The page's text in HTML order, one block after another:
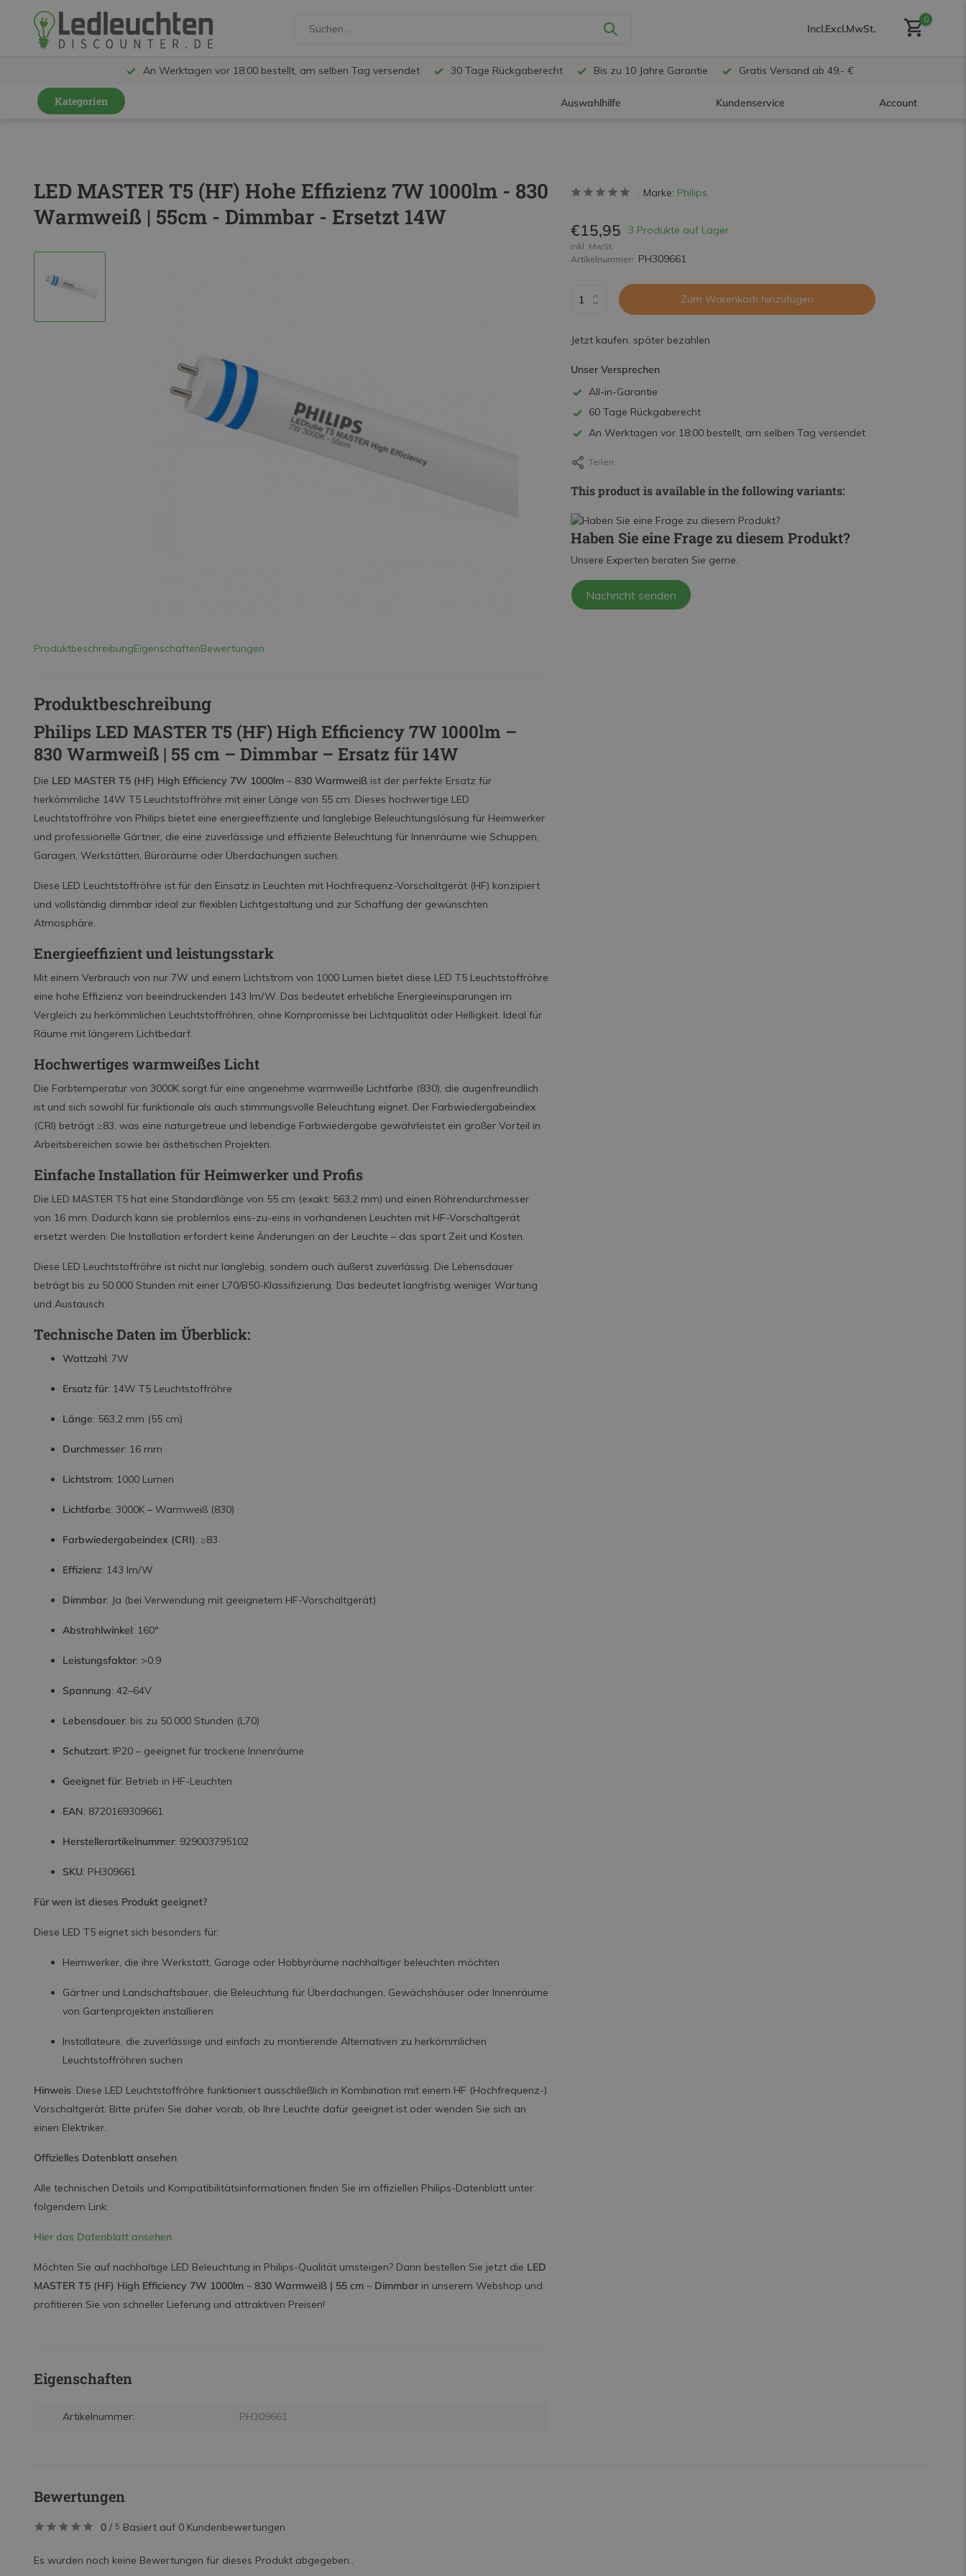
Incl.Excl.MwSt.
0
An Werktagen vor 18:00 bestellt, am selben Tag versendet 30 Tage Rückgaberecht Bis zu 10 Jahre Garantie Gratis Versand ab 49,- €
Kategorien Auswahlhilfe Kundenservice Account
LED Schienensystem Lampen
Innenleuchten
Feuchtraumleuchten IP65
LED MASTER T5 (HF) Hohe Effizienz 7W 1000lm - 830
Warmweiß | 55cm - Dimmbar - Ersetzt 14W
ProduktbeschreibungEigenschaftenBewertungen
Produktbeschreibung
Philips LED MASTER T5 (HF) High Efficiency 7W 1000lm –
830 Warmweiß | 55 cm – Dimmbar – Ersatz für 14W
Die LED MASTER T5 (HF) High Efficiency 7W 1000lm – 830 Warmweiß ist der perfekte Ersatz für
herkömmliche 14W T5 Leuchtstoffröhre mit einer Länge von 55 cm. Dieses hochwertige LED
Leuchtstoffröhre von Philips bietet eine energieeffiziente und langlebige Beleuchtungslösung für Heimwerker
und professionelle Gärtner, die eine zuverlässige und effiziente Beleuchtung für Innenräume wie Schuppen,
Garagen, Werkstätten, Büroräume oder Überdachungen suchen.
Diese LED Leuchtstoffröhre ist für den Einsatz in Leuchten mit Hochfrequenz-Vorschaltgerät (HF) konzipiert
und vollständig dimmbar ideal zur flexiblen Lichtgestaltung und zur Schaffung der gewünschten
Atmosphäre.
Energieeffizient und leistungsstark
Mit einem Verbrauch von nur 7W und einem Lichtstrom von 1000 Lumen bietet diese LED T5 Leuchtstoffröhre
eine hohe Effizienz von beeindruckenden 143 lm/W. Das bedeutet erhebliche Energieeinsparungen im
Vergleich zu herkömmlichen Leuchtstoffröhren, ohne Kompromisse bei Lichtqualität oder Helligkeit. Ideal für
Räume mit längerem Lichtbedarf.
Hochwertiges warmweißes Licht
Die Farbtemperatur von 3000K sorgt für eine angenehme warmweiße Lichtfarbe (830), die augenfreundlich
ist und sich sowohl für funktionale als auch stimmungsvolle Beleuchtung eignet. Der Farbwiedergabeindex
(CRI) beträgt ≥83, was eine naturgetreue und lebendige Farbwiedergabe gewährleistet ein großer Vorteil in
Arbeitsbereichen sowie bei ästhetischen Projekten.
Einfache Installation für Heimwerker und Profis
Die LED MASTER T5 hat eine Standardlänge von 55 cm (exakt: 563,2 mm) und einen Röhrendurchmesser
von 16 mm. Dadurch kann sie problemlos eins-zu-eins in vorhandenen Leuchten mit HF-Vorschaltgerät
ersetzt werden. Die Installation erfordert keine Änderungen an der Leuchte – das spart Zeit und Kosten.
Diese LED Leuchtstoffröhre ist nicht nur langlebig, sondern auch äußerst zuverlässig. Die Lebensdauer
beträgt bis zu 50.000 Stunden mit einer L70/B50-Klassifizierung. Das bedeutet langfristig weniger Wartung
und Austausch.
Technische Daten im Überblick:
Wattzahl: 7W
Ersatz für: 14W T5 Leuchtstoffröhre
Länge: 563,2 mm (55 cm)
Durchmesser: 16 mm
Lichtstrom: 1000 Lumen
Lichtfarbe: 3000K – Warmweiß (830)
Farbwiedergabeindex (CRI): ≥83
Effizienz: 143 lm/W
Dimmbar: Ja (bei Verwendung mit geeignetem HF-Vorschaltgerät)
Abstrahlwinkel: 160°
Leistungsfaktor: >0,9
Spannung: 42–64V
Lebensdauer: bis zu 50.000 Stunden (L70)
Schutzart: IP20 – geeignet für trockene Innenräume
Geeignet für: Betrieb in HF-Leuchten
EAN: 8720169309661
Herstellerartikelnummer: 929003795102
SKU: PH309661
Für wen ist dieses Produkt geeignet?
Diese LED T5 eignet sich besonders für:
Heimwerker, die ihre Werkstatt, Garage oder Hobbyräume nachhaltiger beleuchten möchten
Gärtner und Landschaftsbauer, die Beleuchtung für Überdachungen, Gewächshäuser oder Innenräume
von Gartenprojekten installieren
Installateure, die zuverlässige und einfach zu montierende Alternativen zu herkömmlichen
Leuchtstoffröhren suchen
Hinweis: Diese LED Leuchtstoffröhre funktioniert ausschließlich in Kombination mit einem HF (Hochfrequenz-)
Vorschaltgerät. Bitte prüfen Sie daher vorab, ob Ihre Leuchte dafür geeignet ist oder wenden Sie sich an
einen Elektriker.
Offizielles Datenblatt ansehen
Alle technischen Details und Kompatibilitätsinformationen finden Sie im offiziellen Philips-Datenblatt unter
folgendem Link:
Hier das Datenblatt ansehen
Möchten Sie auf nachhaltige LED Beleuchtung in Philips-Qualität umsteigen? Dann bestellen Sie jetzt die LED
MASTER T5 (HF) High Efficiency 7W 1000lm – 830 Warmweiß | 55 cm – Dimmbar in unserem Webshop und
profitieren Sie von schneller Lieferung und attraktiven Preisen!
Eigenschaften
Artikelnummer: PH309661
Marke: Philips
€15,95 3 Produkte auf Lager
inkl. MwSt.
Artikelnummer: PH309661
Zum Warenkorb hinzufügen
Jetzt kaufen, später bezahlen
Unser Versprechen
All-in-Garantie
60 Tage Rückgaberecht
An Werktagen vor 18:00 bestellt, am selben Tag versendet
Teilen
This product is available in the following variants:
Haben Sie eine Frage zu diesem Produkt?
Unsere Experten beraten Sie gerne.
Nachricht senden
Bewertungen
0 / 5 Basiert auf 0 Kundenbewertungen
Es wurden noch keine Bewertungen für dieses Produkt abgegeben..